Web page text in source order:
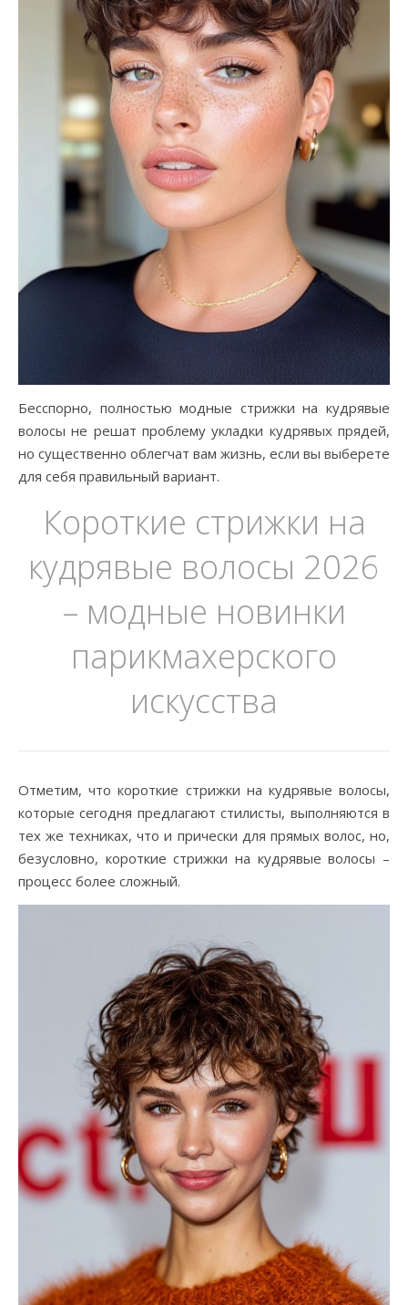
Бесспорно, полностью модные стрижки на кудрявые
волосы не решат проблему укладки кудрявых прядей,
но существенно облегчат вам жизнь, если вы выберете
для себя правильный вариант.
Короткие стрижки на
кудрявые волосы 2026
– модные новинки
парикмахерского
искусства
Отметим, что короткие стрижки на кудрявые волосы,
которые сегодня предлагают стилисты, выполняются в
тех же техниках, что и прически для прямых волос, но,
безусловно, короткие стрижки на кудрявые волосы –
процесс более сложный.